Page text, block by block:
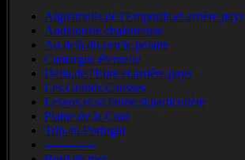
Aiguamolls.de.l'Emporda.et.arrière.pays
Andalousie.chaleureuse
Au.delà.du.cercle.polaire
Camargue.éternelle
Delta.de.l'Ebre.et.arrière.pays
Les.Grands.Causses
Lesvos.et.sa.faune.si.particulière
Plaine.de.la.Crau
Trip.au.Portugal
-------------